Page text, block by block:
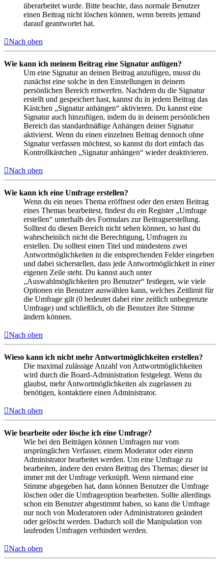
überarbeitet wurde. Bitte beachte, dass normale Benutzer
einen Beitrag nicht löschen können, wenn bereits jemand
darauf geantwortet hat.
Nach oben
Wie kann ich meinem Beitrag eine Signatur anfügen?
Um eine Signatur an deinen Beitrag anzufügen, musst du
zunächst eine solche in den Einstellungen in deinem
persönlichen Bereich entwerfen. Nachdem du die Signatur
erstellt und gespeichert hast, kannst du in jedem Beitrag das
Kästchen „Signatur anhängen“ aktivieren. Du kannst eine
Signatur auch hinzufügen, indem du in deinem persönlichen
Bereich das standardmäßige Anhängen deiner Signatur
aktivierst. Wenn du einen einzelnen Beitrag dennoch ohne
Signatur verfassen möchtest, so kannst du dort einfach das
Kontrollkästchen „Signatur anhängen“ wieder deaktivieren.
Nach oben
Wie kann ich eine Umfrage erstellen?
Wenn du ein neues Thema eröffnest oder den ersten Beitrag
eines Themas bearbeitest, findest du ein Register „Umfrage
erstellen“ unterhalb des Formulars zur Beitragserstellung.
Solltest du diesen Bereich nicht sehen können, so hast du
wahrscheinlich nicht die Berechtigung, Umfragen zu
erstellen. Du solltest einen Titel und mindestens zwei
Antwortmöglichkeiten in die entsprechenden Felder eingeben
und dabei sicherstellen, dass jede Antwortmöglichkeit in einer
eigenen Zeile steht. Du kannst auch unter
„Auswahlmöglichkeiten pro Benutzer“ festlegen, wie viele
Optionen ein Benutzer auswählen kann, welches Zeitlimit für
die Umfrage gilt (0 bedeutet dabei eine zeitlich unbegrenzte
Umfrage) und schließlich, ob die Benutzer ihre Stimme
ändern können.
Nach oben
Wieso kann ich nicht mehr Antwortmöglichkeiten erstellen?
Die maximal zulässige Anzahl von Antwortmöglichkeiten
wird durch die Board-Administration festgelegt. Wenn du
glaubst, mehr Antwortmöglichkeiten als zugelassen zu
benötigen, kontaktiere einen Administrator.
Nach oben
Wie bearbeite oder lösche ich eine Umfrage?
Wie bei den Beiträgen können Umfragen nur vom
ursprünglichen Verfasser, einem Moderator oder einem
Administrator bearbeitet werden. Um eine Umfrage zu
bearbeiten, ändere den ersten Beitrag des Themas; dieser ist
immer mit der Umfrage verknüpft. Wenn niemand eine
Stimme abgegeben hat, dann können Benutzer die Umfrage
löschen oder die Umfrageoption bearbeiten. Sollte allerdings
schon ein Benutzer abgestimmt haben, so kann die Umfrage
nur noch von Moderatoren oder Administratoren geändert
oder gelöscht werden. Dadurch soll die Manipulation von
laufenden Umfragen verhindert werden.
Nach oben